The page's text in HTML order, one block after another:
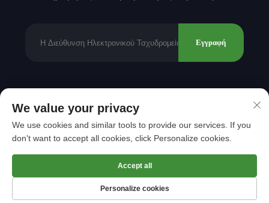
Εγγραφή
Shantou Mingda Textile Co., Ltd.
Απορρήτου
Μετακίνηση στην κορυφή
We value your privacy
We use cookies and similar tools to provide our services. If you
don't want to accept all cookies, click Personalize cookies.
Personalize cookies
Accept all